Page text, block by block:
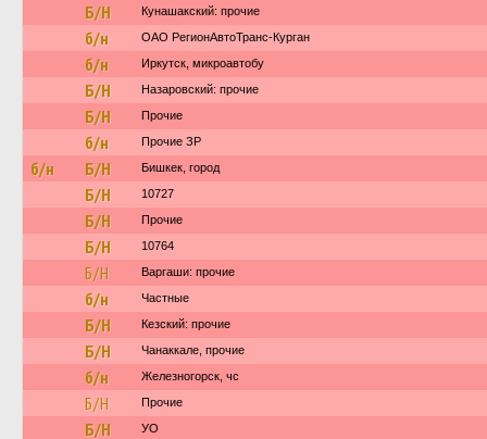
Б/Н Кунашакский: прочие
б/н ОАО РегионАвтоТранс-Курган
б/н Иркутск, микроавтобу
Б/Н Назаровский: прочие
Б/Н Прочие
б/н Прочие ЗР
б/н Б/Н Бишкек, город
Б/Н 10727
Б/Н Прочие
Б/Н 10764
Б/Н Варгаши: прочие
б/н Частные
Б/Н Кезский: прочие
Б/Н Чанаккале, прочие
б/н Железногорск, чс
Б/Н Прочие
Б/Н УО